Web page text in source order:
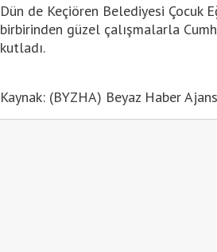
Dün de Keçiören Belediyesi Çocuk
birbirinden güzel çalışmalarla
kutladı.
Kaynak: (BYZHA) Beyaz Haber